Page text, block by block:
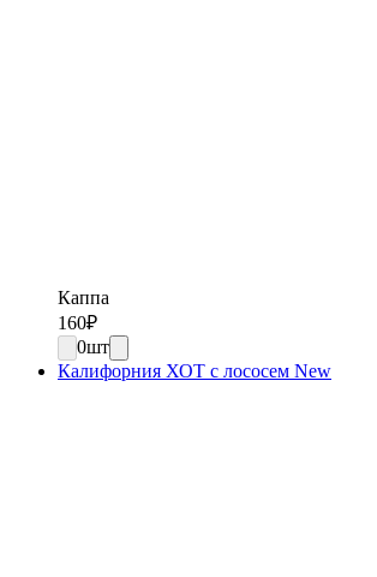
Каппа
160₽
0шт
Калифорния ХОТ с лососем New